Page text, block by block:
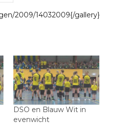
2009/14032009{/gallery}
DSO en Blauw Wit in
evenwicht